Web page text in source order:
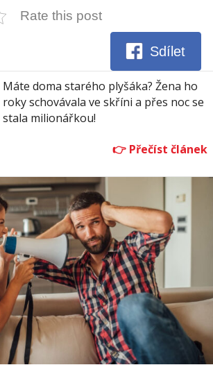
Rate this post
Sdílet
Máte doma starého plyšáka? Žena ho
roky schovávala ve skříni a přes noc se
stala milionářkou!